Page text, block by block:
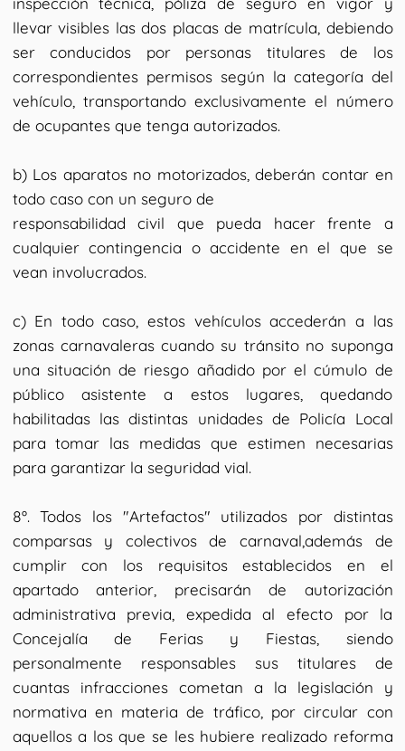
llevar visibles las dos placas de matrícula, debiendo
ser conducidos por personas titulares de los
correspondientes permisos según la categoría del
vehículo, transportando exclusivamente el número
de ocupantes que tenga autorizados.
b) Los aparatos no motorizados, deberán contar en
todo caso con un seguro de
responsabilidad civil que pueda hacer frente a
cualquier contingencia o accidente en el que se
vean involucrados.
c) En todo caso, estos vehículos accederán a las
zonas carnavaleras cuando su tránsito no suponga
una situación de riesgo añadido por el cúmulo de
público asistente a estos lugares, quedando
habilitadas las distintas unidades de Policía Local
para tomar las medidas que estimen necesarias
para garantizar la seguridad vial.
8º. Todos los "Artefactos" utilizados por distintas
comparsas y colectivos de carnaval,además de
cumplir con los requisitos establecidos en el
apartado anterior, precisarán de autorización
administrativa previa, expedida al efecto por la
Concejalía de Ferias y Fiestas, siendo
personalmente responsables sus titulares de
cuantas infracciones cometan a la legislación y
normativa en materia de tráfico, por circular con
aquellos a los que se les hubiere realizado reforma